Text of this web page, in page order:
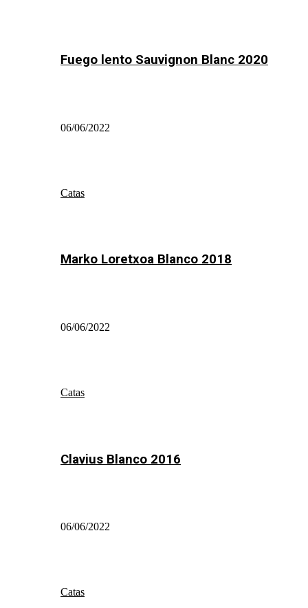
Fuego lento Sauvignon Blanc 2020
06/06/2022
Catas
Marko Loretxoa Blanco 2018
06/06/2022
Catas
Clavius Blanco 2016
06/06/2022
Catas